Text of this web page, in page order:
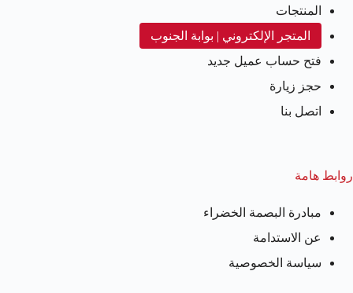
المنتجات
المتجر الإلكتروني | بوابة الجنوب
فتح حساب عميل جديد
حجز زيارة
اتصل بنا
روابط هامة
مبادرة البصمة الخضراء
عن الاستدامة
سياسة الخصوصية